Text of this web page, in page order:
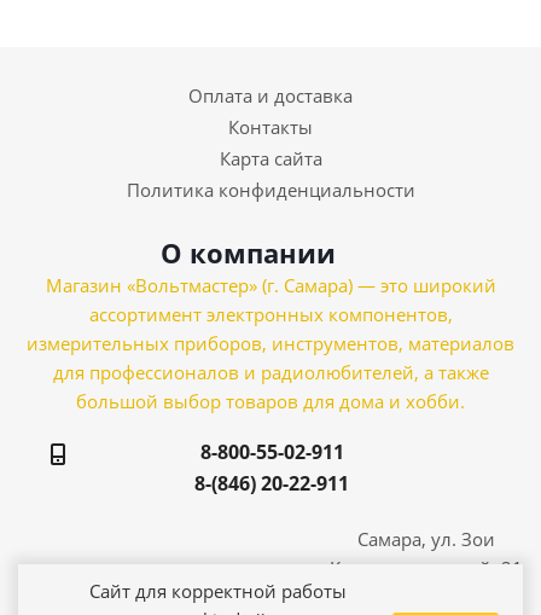
Оплата и доставка
Контакты
Карта сайта
Политика конфиденциальности
О компании
Магазин «Вольтмастер» (г. Самара) — это широкий
ассортимент электронных компонентов,
измерительных приборов, инструментов, материалов
для профессионалов и радиолюбителей, а также
большой выбор товаров для дома и хобби.
8-800-55-02-911
8-(846) 20-22-911
Самара, ул. Зои
Космодемьянской, 21
Сайт для корректной работы